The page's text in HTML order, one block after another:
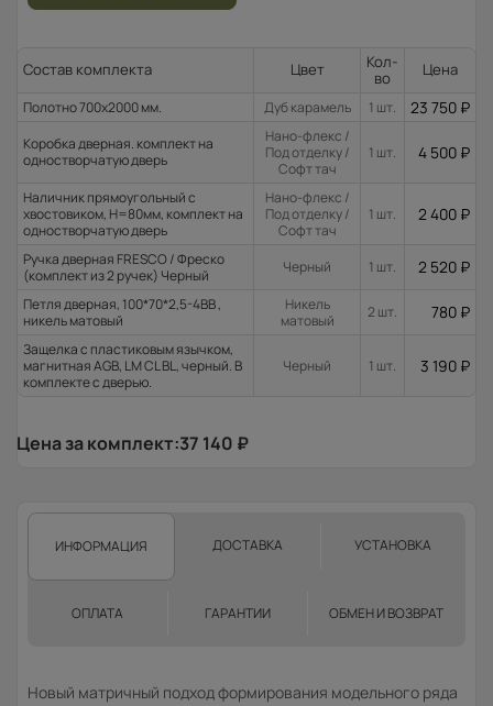
Состав комплекта Цвет
Кол-
во
Цена
Полотно 700x2000 мм. Дуб карамель 1 шт. 23 750 ₽
Коробка дверная. комплект на
одностворчатую дверь
Нано-флекс /
Под отделку /
Софт тач
1 шт. 4 500 ₽
Наличник прямоугольный с
хвостовиком, H=80мм, комплект на
одностворчатую дверь
Нано-флекс /
Под отделку /
Софт тач
1 шт. 2 400 ₽
Ручка дверная FRESCO / Фреско
(комплект из 2 ручек) Черный
Черный 1 шт. 2 520 ₽
Петля дверная, 100*70*2,5-4ВВ ,
никель матовый
Никель
матовый
2 шт. 780 ₽
Защелка с пластиковым язычком,
магнитная AGB, LM CL BL, черный. В
комплекте с дверью.
Черный 1 шт. 3 190 ₽
Цена за комплект:37 140 ₽
ИНФОРМАЦИЯ ДОСТАВКА УСТАНОВКА
ОПЛАТА ГАРАНТИИ ОБМЕН И ВОЗВРАТ
Новый матричный подход формирования модельного ряда